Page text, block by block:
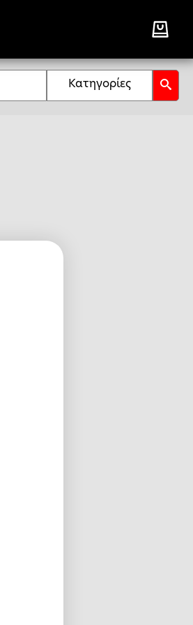
Κατηγορίες